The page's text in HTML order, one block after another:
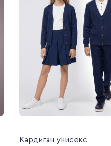
Кардиган унисекс